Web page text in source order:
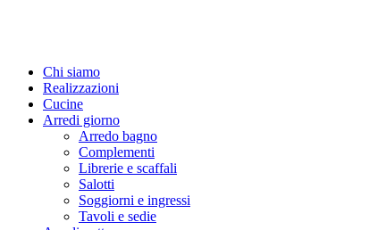
Chi siamo
Realizzazioni
Cucine
Arredi giorno
Arredo bagno
Complementi
Librerie e scaffali
Salotti
Soggiorni e ingressi
Tavoli e sedie